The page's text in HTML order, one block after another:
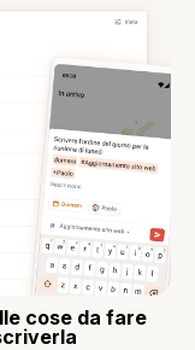
cose da fare